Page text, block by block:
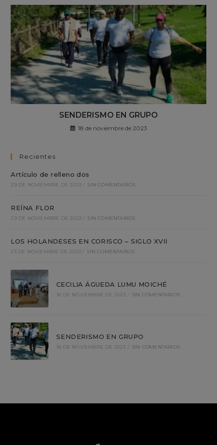
SENDERISMO EN GRUPO
18 de noviembre de 2023
Recientes
Artículo de relleno dos
29 DE NOVIEMBRE DE 2023 / SIN COMENTARIOS
REÍNA FLOR
29 DE NOVIEMBRE DE 2023 / SIN COMENTARIOS
LOS HOLANDESES EN CORISCO – SIGLO XVII
23 DE NOVIEMBRE DE 2023 / SIN COMENTARIOS
CECILIA ÁGUEDA LUMU MOICHÉ
18 DE NOVIEMBRE DE 2023 / SIN COMENTARIOS
SENDERISMO EN GRUPO
18 DE NOVIEMBRE DE 2023 / SIN COMENTARIOS